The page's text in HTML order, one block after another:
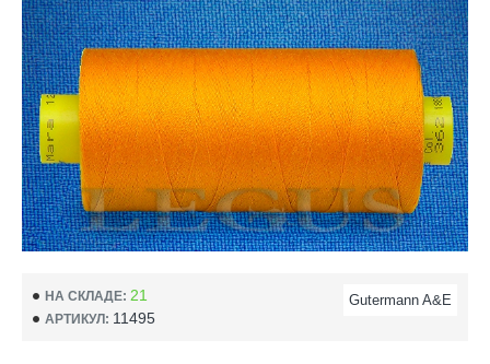
НА СКЛАДЕ: 21
АРТИКУЛ: 11495
Gutermann A&E